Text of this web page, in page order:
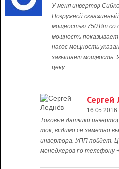
У меня инвертор
Погружной
мощностью 750 Вт со
мощность показывает
насос мощность
завышает мощность.
цену.
Сергей
16.05.2016
Токовые датчики
ток, видимо он заметно
инвертора. УПП пойдет.
менеджеров по телефону